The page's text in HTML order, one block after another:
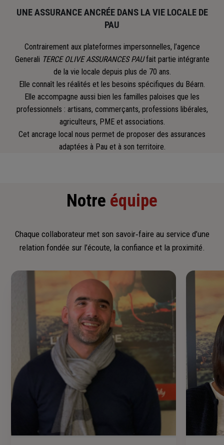
UNE ASSURANCE ANCRÉE DANS LA VIE LOCALE DE
PAU
Contrairement aux plateformes impersonnelles, l’agence
Generali TERCE OLIVE ASSURANCES PAUfait partie intégrante
de la vie locale depuis plus de 70 ans.
Elle connaît les réalités et les besoins spécifiques du Béarn.
Elle accompagne aussi bien les familles paloises que les
professionnels : artisans, commerçants, professions libérales,
agriculteurs, PME et associations.
Cet ancrage local nous permet de proposer des assurances
adaptées à Pau et à son territoire.
Notre équipe
Chaque collaborateur met son savoir‑faire au service d’une
relation fondée sur l’écoute, la confiance et la proximité.